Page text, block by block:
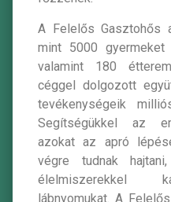
A Felelős Gasztohős
mint 5000
valamint 180
céggel dolgozott
tevékenységeik
Segítségükkel az
azokat az apró
végre tudnak
élelmiszerekkel
lábnyomukat. A